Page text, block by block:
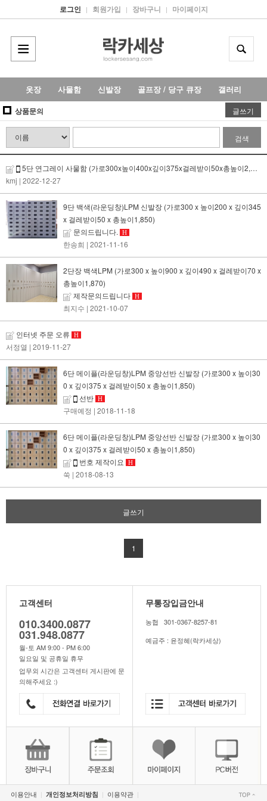
로그인 | 회원가입 | 장바구니 | 마이페이지
옷장 사물함 신발장 골프장 / 당구 큐장 갤러리
상품문의 글쓰기
검색
5단 연그레이 사물함 (가로300x높이400x깊이375x걸레받이50x총높이2,050) 대량구매
kmj | 2022-12-27
9단 백색(라운딩창)LPM 신발장 (가로300 x 높이200 x 깊이345
x 걸레받이50 x 총높이1,850)
문의드립니다.
H
한송희 | 2021-11-16
2단장 백색LPM (가로300 x 높이900 x 깊이490 x 걸레받이70 x
총높이1,870)
제작문의드립니다 H
최지수 | 2021-10-07
인터넷 주문 오류 H
서정열 | 2019-11-27
6단 메이플(라운딩창)LPM 중앙선반 신발장 (가로300 x 높이30
0 x 깊이375 x 걸레받이50 x 총높이1,850)
선반 H
구매예정 | 2018-11-18
6단 메이플(라운딩창)LPM 중앙선반 신발장 (가로300 x 높이30
0 x 깊이375 x 걸레받이50 x 총높이1,850)
번호 제작이요
H
쑥 | 2018-08-13
글쓰기
1
고객센터
010.3400.0877
031.948.0877
월-토 AM 9:00 - PM 6:00
일요일 및 공휴일 휴무
업무외 시간은 고객센터 게시판에 문
의해주세요 :)
무통장입금안내
농협 301-0367-8257-81
예금주 : 윤정혜(락카세상)
이용안내 | 개인정보처리방침 | 이용약관|